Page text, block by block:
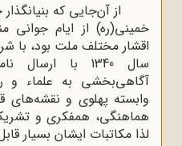
از آن‌جایی که
خمینی(ره) از ایام
اقشار مختلف ملت بود، با
سال 1340 با
آگاهی‌بخشی به علماء و
وابسته پهلوی و نقشه‌های
هماهنگی، همفکری و
لذا مکاتبات ایشان بسیار